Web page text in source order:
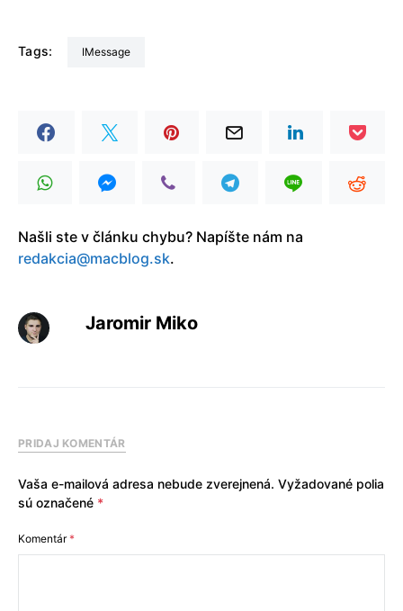
Tags: iMessage
Našli ste v článku chybu? Napíšte nám na
redakcia@macblog.sk.
Jaromir Miko
PRIDAJ KOMENTÁR
Vaša e-mailová adresa nebude zverejnená. Vyžadované polia
sú označené *
Komentár*